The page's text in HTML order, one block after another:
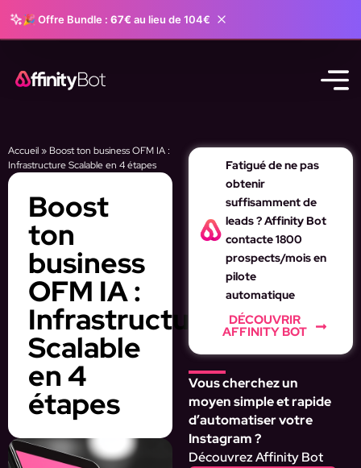
🎉 Offre Bundle : 67€ au lieu de 104€
Accueil» Boost ton business OFM IA :
Infrastructure Scalable en 4 étapes
Boost
ton
business
OFM IA :
Infrastructure
Scalable
en 4
étapes
Fatigué de ne pas
obtenir
suffisamment de
leads ? Affinity Bot
contacte 1800
prospects/mois en
pilote
automatique
DÉCOUVRIR
AFFINITY BOT
Vous cherchez un
moyen simple et rapide
d’automatiser votre
Instagram ?
Découvrez Affinity Bot